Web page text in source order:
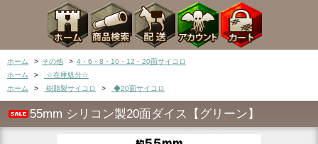
ホーム > その他 > 4・6・8・10・12・20面サイコロ
ホーム
>
☆在庫処分☆
ホーム
> 樹脂製サイコロ > ◆20面サイコロ
55mm シリコン製20面ダイス【グリーン】